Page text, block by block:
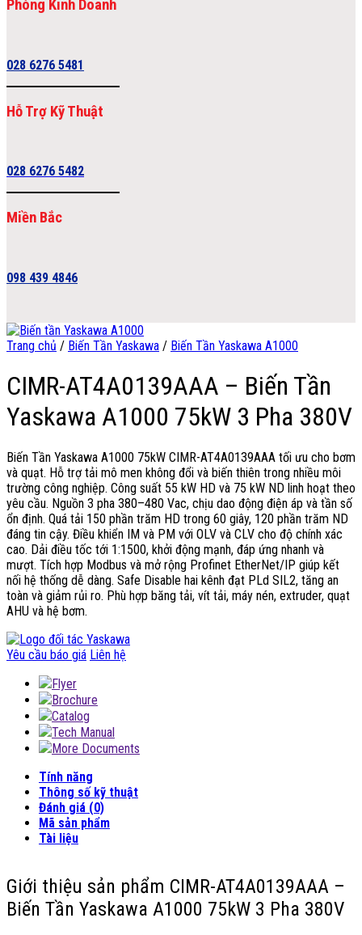
Phòng Kinh Doanh
028 6276 5481
Hỗ Trợ Kỹ Thuật
028 6276 5482
Miền Bắc
098 439 4846
Trang chủ / Biến Tần Yaskawa / Biến Tần Yaskawa A1000
CIMR-AT4A0139AAA – Biến Tần
Yaskawa A1000 75kW 3 Pha 380V
Biến Tần Yaskawa A1000 75kW CIMR-AT4A0139AAA tối ưu cho bơm
và quạt. Hỗ trợ tải mô men không đổi và biến thiên trong nhiều môi
trường công nghiệp. Công suất 55 kW HD và 75 kW ND linh hoạt theo
yêu cầu. Nguồn 3 pha 380–480 Vac, chịu dao động điện áp và tần số
ổn định. Quá tải 150 phần trăm HD trong 60 giây, 120 phần trăm ND
đáng tin cậy. Điều khiển IM và PM với OLV và CLV cho độ chính xác
cao. Dải điều tốc tới 1:1500, khởi động mạnh, đáp ứng nhanh và
mượt. Tích hợp Modbus và mở rộng Profinet EtherNet/IP giúp kết
nối hệ thống dễ dàng. Safe Disable hai kênh đạt PLd SIL2, tăng an
toàn và giảm rủi ro. Phù hợp băng tải, vít tải, máy nén, extruder, quạt
AHU và hệ bơm.
Yêu cầu báo giá Liên hệ
Flyer
Brochure
Catalog
Tech Manual
More Documents
Tính năng
Thông số kỹ thuật
Đánh giá (0)
Mã sản phẩm
Tài liệu
Giới thiệu sản phẩm CIMR-AT4A0139AAA –
Biến Tần Yaskawa A1000 75kW 3 Pha 380V